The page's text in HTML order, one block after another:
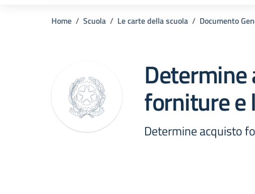
Home Scuola Le carte della scuola Documento
forniture e
Determine acquisto